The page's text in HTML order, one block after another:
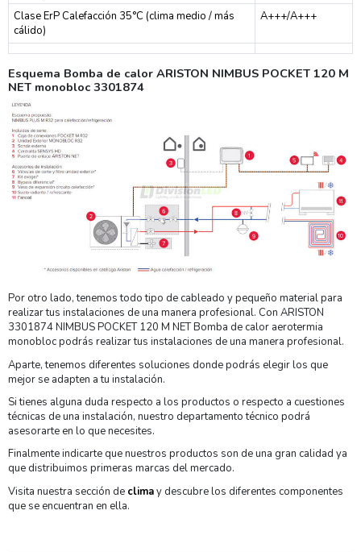
Clase ErP Calefacción 35°C (clima medio / más
cálido)
A+++/A+++
Esquema Bomba de calor ARISTON NIMBUS POCKET 120 M
NET monobloc 3301874
Por otro lado, tenemos todo tipo de cableado y pequeño material para
realizar tus instalaciones de una manera profesional. Con ARISTON
3301874 NIMBUS POCKET 120 M NET Bomba de calor aerotermia
monobloc podrás realizar tus instalaciones de una manera profesional.
Aparte, tenemos diferentes soluciones donde podrás elegir los que
mejor se adapten a tu instalación.
Si tienes alguna duda respecto a los productos o respecto a cuestiones
técnicas de una instalación, nuestro departamento técnico podrá
asesorarte en lo que necesites.
Finalmente indicarte que nuestros productos son de una gran calidad ya
que distribuimos primeras marcas del mercado.
Visita nuestra sección de climay descubre los diferentes componentes
que se encuentran en ella.